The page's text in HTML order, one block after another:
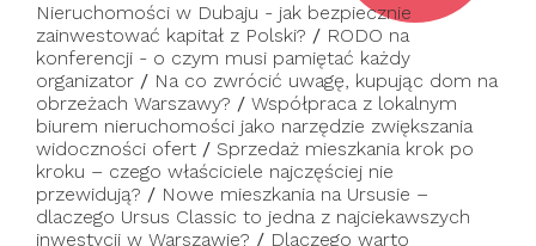
Nieruchomości w Dubaju - jak bezpiecznie
zainwestować kapitał z Polski? / RODO na
konferencji - o czym musi pamiętać każdy
organizator / Na co zwrócić uwagę, kupując dom na
obrzeżach Warszawy? / Współpraca z lokalnym
biurem nieruchomości jako narzędzie zwiększania
widoczności ofert / Sprzedaż mieszkania krok po
kroku – czego właściciele najczęściej nie
przewidują? / Nowe mieszkania na Ursusie –
dlaczego Ursus Classic to jedna z najciekawszych
inwestycji w Warszawie? / Dlaczego warto